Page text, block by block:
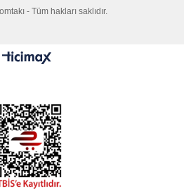
- Tüm hakları saklıdır.